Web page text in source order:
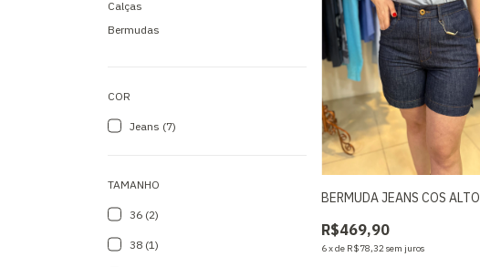
Calças
Bermudas
COR
Jeans (7)
TAMANHO
36 (2)
38 (1)
BERMUDA JEANS COS ALTO
R$469,90
6xde R$78,32sem juros